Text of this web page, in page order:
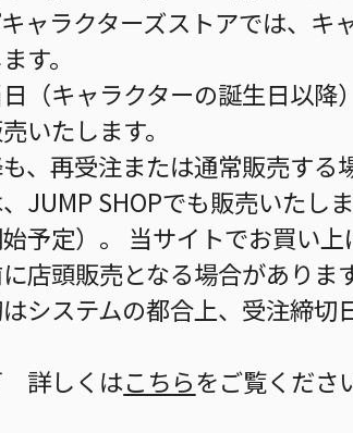
ャラクターズストアでは、キ
す。
（キャラクターの誕生日以降
いたします。
、再受注または通常販売する
JUMP SHOPでも販売いたし
予定）。 当サイトでお買い
店頭販売となる場合がありま
システムの都合上、受注締切
詳しくはこちらをご覧くださ